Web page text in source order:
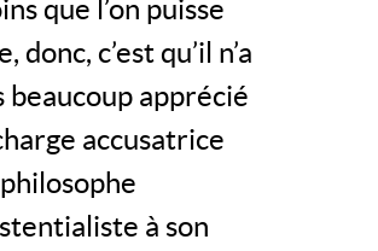
que l’on puisse
donc, c’est qu’il n’a
beaucoup apprécié
accusatrice
à son